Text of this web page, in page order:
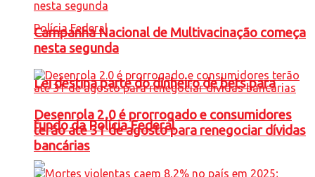
Lei destina parte do dinheiro de bets para
fundo da Polícia Federal
Campanha Nacional de Multivacinação começa
nesta segunda
Desenrola 2.0 é prorrogado e consumidores
terão até 31 de agosto para renegociar dívidas
bancárias